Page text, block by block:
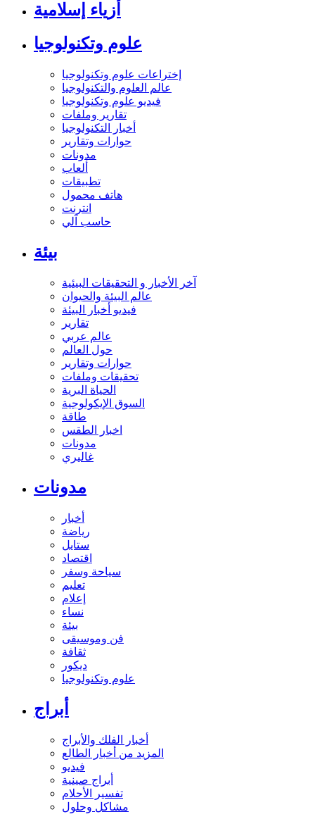
أزياء إسلامية
علوم وتكنولوجيا
إختراعات علوم وتكنولوجيا
عالم العلوم والتكنولوجيا
فيديو علوم وتكنولوجيا
تقارير وملفات
أخبار التكنولوجيا
حوارات وتقارير
مدونات
ألعاب
تطبيقات
هاتف محمول
انترنت
حاسب آلي
بيئة
آخر الأخبار و التحقيقات البيئية
عالم البيئة والحيوان
فيديو أخبار البيئة
تقارير
عالم عربي
حول العالم
حوارات وتقارير
تحقيقات وملفات
الحياة البرية
السوق الإيكولوجية
طاقة
اخبار الطقس
مدونات
غاليري
مدونات
أخبار
رياضة
ستايل
اقتصاد
سياحة وسفر
تعليم
إعلام
نساء
بيئة
فن وموسيقى
ثقافة
ديكور
علوم وتكنولوجيا
أبراج
أخبار الفلك والأبراج
المزيد من أخبار الطالع
فيديو
أبراج صينية
تفسير الأحلام
مشاكل وحلول